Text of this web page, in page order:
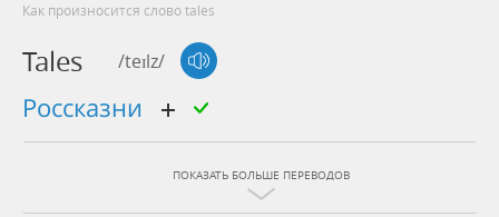
Как произносится слово tales
Tales /teɪlz/
россказни
ПОКАЗАТЬ БОЛЬШЕ ПЕРЕВОДОВ